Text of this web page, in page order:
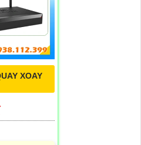
XOAY